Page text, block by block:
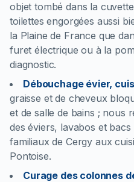
objet tombé dans la
toilettes engorgées aussi
la Plaine de France que
furet électrique ou à la
diagnostic.
Débouchage évier,
graisse et de cheveux
et de salle de bains ; nous
des éviers, lavabos et
familiaux de Cergy aux
Pontoise.
Curage des colonnes